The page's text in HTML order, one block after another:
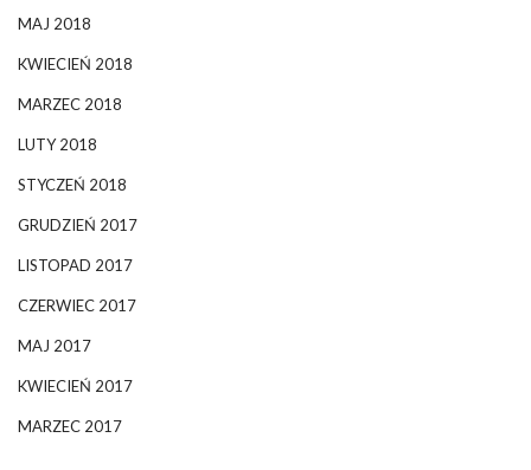
MAJ 2018
KWIECIEŃ 2018
MARZEC 2018
LUTY 2018
STYCZEŃ 2018
GRUDZIEŃ 2017
LISTOPAD 2017
CZERWIEC 2017
MAJ 2017
KWIECIEŃ 2017
MARZEC 2017